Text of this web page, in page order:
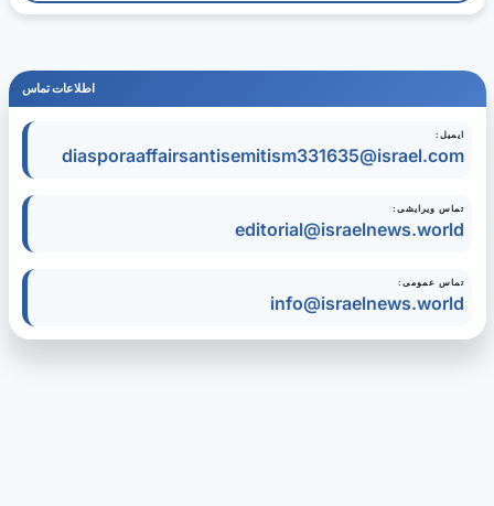
اطلاعات تماس
ایمیل:
diasporaaffairsantisemitism331635@israel.com
تماس ویرایشی:
editorial@israelnews.world
تماس عمومی:
info@israelnews.world